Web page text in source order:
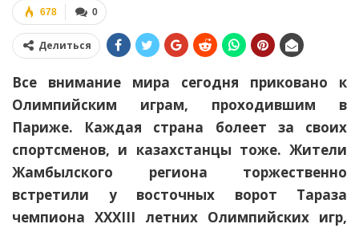
0
678
Делиться
Все внимание мира сегодня приковано к
Олимпийским играм, проходившим в
Париже. Каждая страна болеет за своих
спортсменов, и казахстанцы тоже. Жители
Жамбылского региона торжественно
встретили у восточных ворот Тараза
чемпиона XXXIII летних Олимпийских игр,